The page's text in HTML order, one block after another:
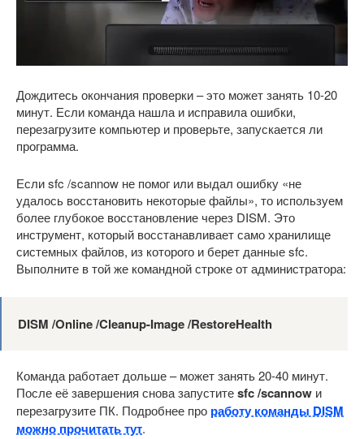
Дождитесь окончания проверки – это может занять 10-20
минут. Если команда нашла и исправила ошибки,
перезагрузите компьютер и проверьте, запускается ли
программа.
Если sfc /scannow не помог или выдал ошибку «не
удалось восстановить некоторые файлы», то используем
более глубокое восстановление через DISM. Это
инструмент, который восстанавливает само хранилище
системных файлов, из которого и берет данные sfc.
Выполните в той же командной строке от администратора:
DISM /Online /Cleanup-Image /RestoreHealth
Команда работает дольше – может занять 20-40 минут.
После её завершения снова запуститеsfc /scannow и
перезагрузите ПК. Подробнее про работу команды DISM
можно прочитать тут.